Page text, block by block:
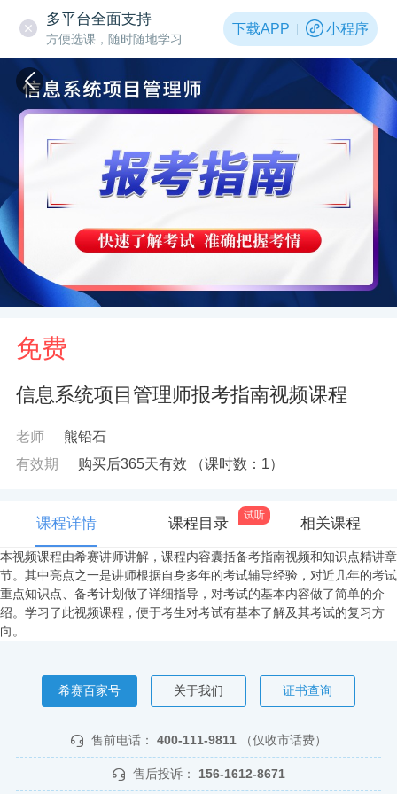
多平台全面支持
方便选课，随时随地学习
下载APP 小程序
免费
信息系统项目管理师报考指南视频课程
老师
熊铅石
有效期
购买后365天有效 （课时数： 1）
课程详情 课程目录
试听
相关课程
本视频课程由希赛讲师讲解，课程内容囊括备考指南视频和知识点精讲章
节。其中亮点之一是讲师根据自身多年的考试辅导经验，对近几年的考试
重点知识点、备考计划做了详细指导，对考试的基本内容做了简单的介
绍。学习了此视频课程，便于考生对考试有基本了解及其考试的复习方
向。
希赛百家号 关于我们 证书查询
售前电话： 400-111-9811 （仅收市话费）
售后投诉： 156-1612-8671